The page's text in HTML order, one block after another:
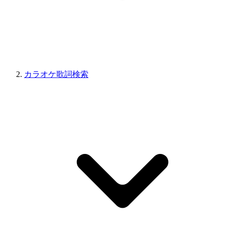
カラオケ歌詞検索